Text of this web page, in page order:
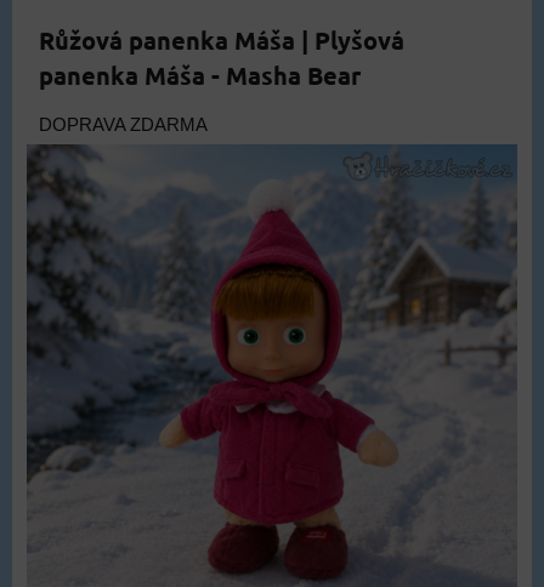
Růžová panenka Máša | Plyšová
panenka Máša - Masha Bear
DOPRAVA ZDARMA